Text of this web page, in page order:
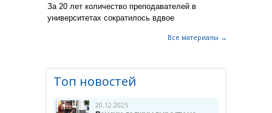
За 20 лет количество преподавателей в
университетах сократилось вдвое
Все материалы →
Топ новостей
20.12.2025